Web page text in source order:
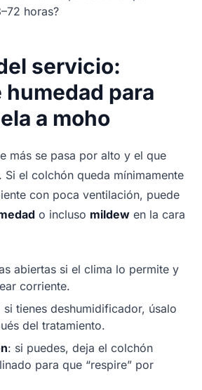
horas?
servicio:
para
a moho
más se pasa por alto y el que
Si el colchón queda mínimamente
con poca ventilación, puede
o incluso mildew en la cara
abiertas si el clima lo permite y
corriente.
si tienes deshumidificador, úsalo
del tratamiento.
: si puedes, deja el colchón
para que “respire” por